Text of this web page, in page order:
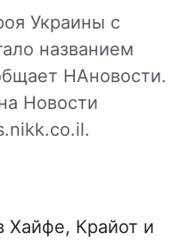
Украины с
названием
НАновости.
Новости
Хайфе, Крайот и